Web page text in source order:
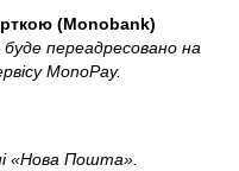
(Monobank)
переадресовано на
MonoPay.
«Нова Пошта».